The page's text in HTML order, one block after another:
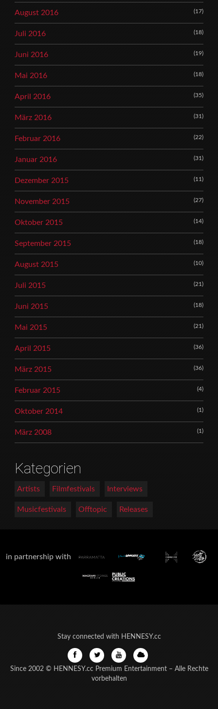
August 2016 (17)
Juli 2016 (18)
Juni 2016 (19)
Mai 2016 (18)
April 2016 (35)
März 2016 (31)
Februar 2016 (22)
Januar 2016 (31)
Dezember 2015 (11)
November 2015 (27)
Oktober 2015 (14)
September 2015 (18)
August 2015 (10)
Juli 2015 (21)
Juni 2015 (18)
Mai 2015 (21)
April 2015 (36)
März 2015 (36)
Februar 2015 (4)
Oktober 2014 (1)
März 2008 (1)
Kategorien
Artists Filmfestivals Interviews
Musicfestivals Offtopic Releases
in partnership with
Stay connected with HENNESY.cc
Since 2002 © HENNESY.cc Premium Entertainment – Alle Rechte
vorbehalten